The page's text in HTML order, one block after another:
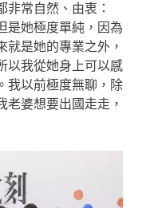
常自然、由衷：
是她極度單純，因為
就是她的專業之外，
以我從她身上可以感
我以前極度無聊，除
老婆想要出國走走，